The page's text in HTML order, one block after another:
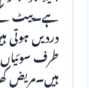
ہے۔پیٹ کے
دردیں ہوتی
طرف سوئیاں
ہیں۔مریض